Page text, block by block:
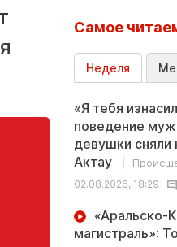
Самое
Неделя
«Я тебя
поведение
девушки сняли
Актау
02.08.2026, 18:29
«Аральско-
магистраль»: